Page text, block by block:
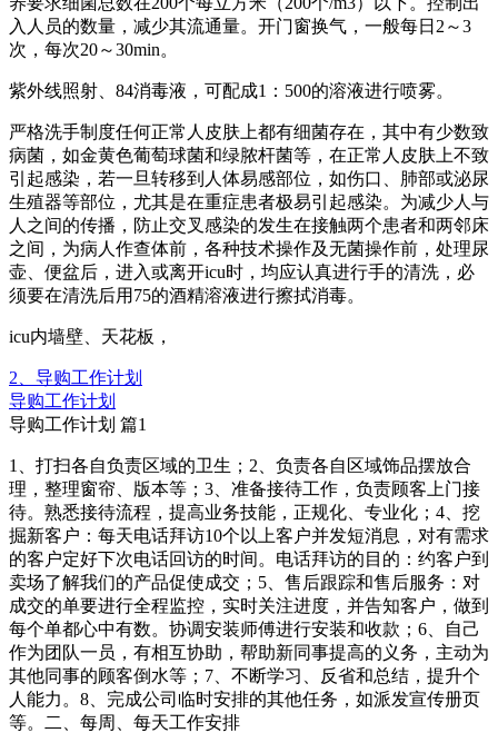
入人员的数量，减少其流通量。开门窗换气，一般每日2～3
次，每次20～30min。
紫外线照射、84消毒液，可配成1：500的溶液进行喷雾。
严格洗手制度任何正常人皮肤上都有细菌存在，其中有少数致
病菌，如金黄色葡萄球菌和绿脓杆菌等，在正常人皮肤上不致
引起感染，若一旦转移到人体易感部位，如伤口、肺部或泌尿
生殖器等部位，尤其是在重症患者极易引起感染。为减少人与
人之间的传播，防止交叉感染的发生在接触两个患者和两邻床
之间，为病人作查体前，各种技术操作及无菌操作前，处理尿
壶、便盆后，进入或离开icu时，均应认真进行手的清洗，必
须要在清洗后用75的酒精溶液进行擦拭消毒。
icu内墙壁、天花板，
2、导购工作计划
导购工作计划
导购工作计划 篇1
1、打扫各自负责区域的卫生；2、负责各自区域饰品摆放合
理，整理窗帘、版本等；3、准备接待工作，负责顾客上门接
待。熟悉接待流程，提高业务技能，正规化、专业化；4、挖
掘新客户：每天电话拜访10个以上客户并发短消息，对有需求
的客户定好下次电话回访的时间。电话拜访的目的：约客户到
卖场了解我们的产品促使成交；5、售后跟踪和售后服务：对
成交的单要进行全程监控，实时关注进度，并告知客户，做到
每个单都心中有数。协调安装师傅进行安装和收款；6、自己
作为团队一员，有相互协助，帮助新同事提高的义务，主动为
其他同事的顾客倒水等；7、不断学习、反省和总结，提升个
人能力。8、完成公司临时安排的其他任务，如派发宣传册页
等。二、每周、每天工作安排